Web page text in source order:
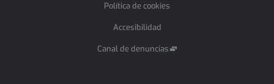
Política de cookies
Accesibilidad
Canal de denuncias